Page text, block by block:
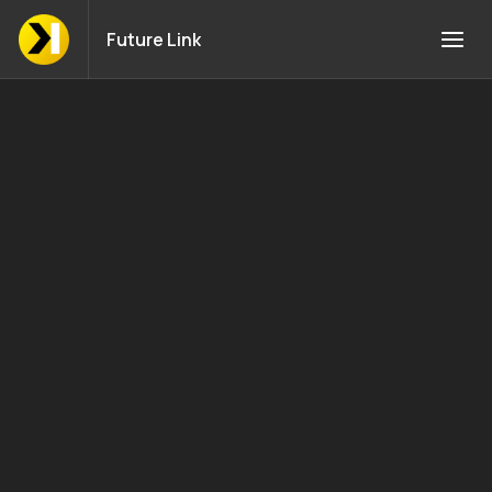
Future Link